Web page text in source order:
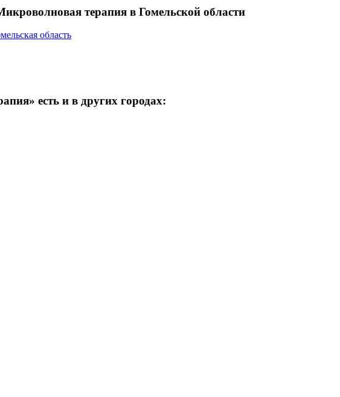
терапия в Гомельской области
есть и в других городах: